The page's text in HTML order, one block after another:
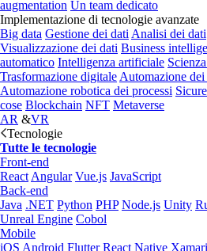
augmentation Un team dedicato
Implementazione di tecnologie avanzate
Big data Gestione dei dati Analisi dei dati
Visualizzazione dei dati Business
automatico Intelligenza artificiale
Trasformazione digitale Automazione
Automazione robotica dei processi
cose Blockchain NFT Metaverse
AR &VR
Tecnologie
Tutte le tecnologie
Front-end
React Angular Vue.js JavaScript
Back-end
Java .NET Python PHP Node.js Unity
Unreal Engine Cobol
Mobile
iOS Android Flutter React Native